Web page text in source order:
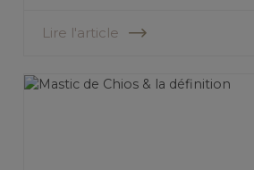
Lire l'article